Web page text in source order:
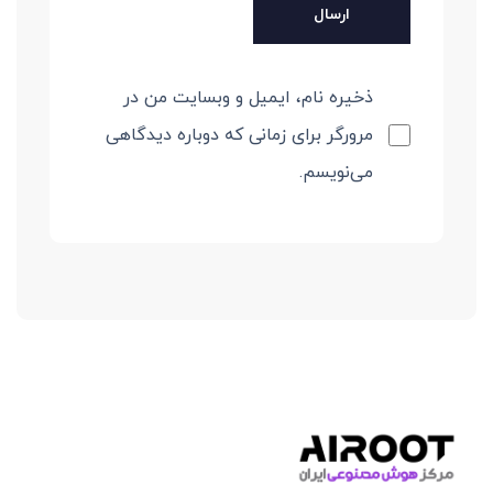
ذخیره نام، ایمیل و وبسایت من در
مرورگر برای زمانی که دوباره دیدگاهی
می‌نویسم.